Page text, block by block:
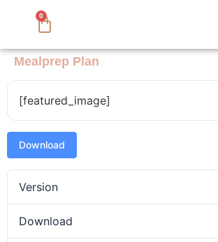
0
Mealprep Plan
[featured_image]
Download
Version
Download